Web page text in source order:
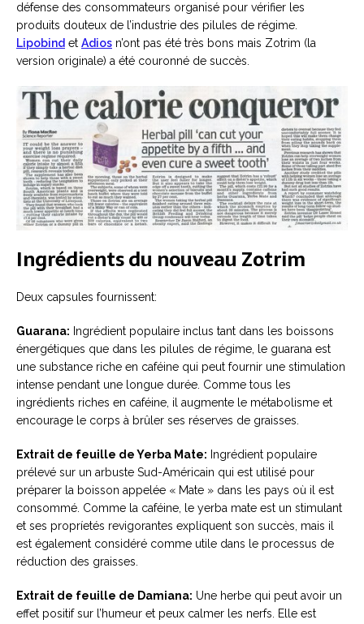
défense des consommateurs organisé pour vérifier les
produits douteux de l’industrie des pilules de régime.
Lipobind et Adios n’ont pas été très bons mais Zotrim (la
version originale) a été couronné de succès.
Ingrédients du nouveau Zotrim
Deux capsules fournissent:
Guarana: Ingrédient populaire inclus tant dans les boissons
énergétiques que dans les pilules de régime, le guarana est
une substance riche en caféine qui peut fournir une stimulation
intense pendant une longue durée. Comme tous les
ingrédients riches en caféine, il augmente le métabolisme et
encourage le corps à brûler ses réserves de graisses.
Extrait de feuille de Yerba Mate: Ingrédient populaire
prélevé sur un arbuste Sud-Américain qui est utilisé pour
préparer la boisson appelée « Mate » dans les pays où il est
consommé. Comme la caféine, le yerba mate est un stimulant
et ses propríetés revigorantes expliquent son succès, mais il
est également considéré comme utile dans le processus de
réduction des graisses.
Extrait de feuille de Damiana: Une herbe qui peut avoir un
effet positif sur l’humeur et peux calmer les nerfs. Elle est